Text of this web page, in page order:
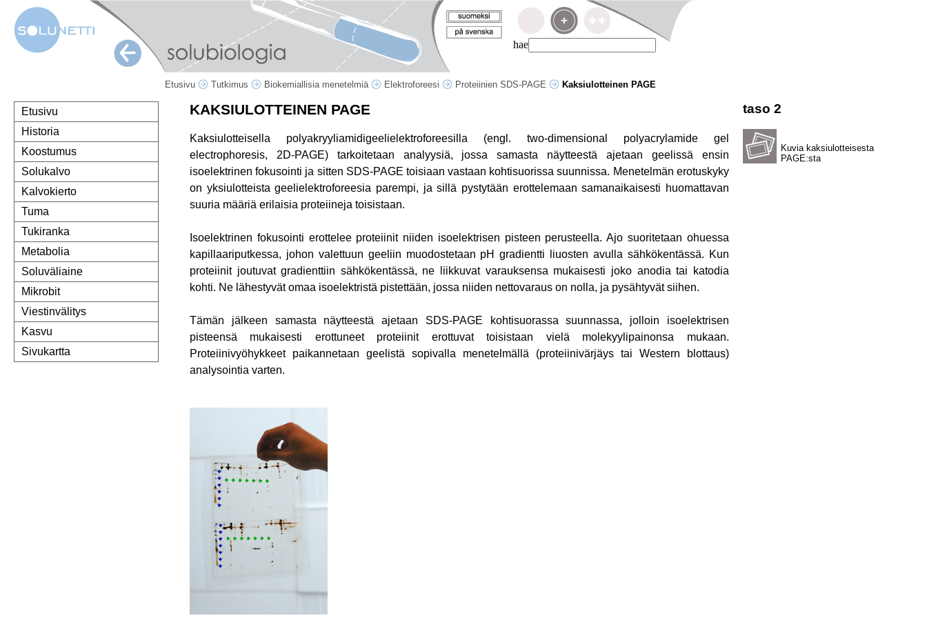
hae
Etusivu Tutkimus Biokemiallisia menetelmiä Elektroforeesi Proteiinien SDS-PAGE Kaksiulotteinen PAGE
Etusivu
Historia
Koostumus
Solukalvo
Kalvokierto
Tuma
Tukiranka
Metabolia
Soluväliaine
Mikrobit
Viestinvälitys
Kasvu
Sivukartta
taso 2
Kuvia kaksiulotteisesta
PAGE:sta
KAKSIULOTTEINEN PAGE
Kaksiulotteisella polyakryyliamidigeelielektroforeesilla (engl. two-dimensional polyacrylamide gel
electrophoresis, 2D-PAGE) tarkoitetaan analyysiä, jossa samasta näytteestä ajetaan geelissä ensin
isoelektrinen fokusointi ja sitten SDS-PAGE toisiaan vastaan kohtisuorissa suunnissa. Menetelmän erotuskyky
on yksiulotteista geelielektroforeesia parempi, ja sillä pystytään erottelemaan samanaikaisesti huomattavan
suuria määriä erilaisia proteiineja toisistaan.
Isoelektrinen fokusointi erottelee proteiinit niiden isoelektrisen pisteen perusteella. Ajo suoritetaan ohuessa
kapillaariputkessa, johon valettuun geeliin muodostetaan pH gradientti liuosten avulla sähkökentässä. Kun
proteiinit joutuvat gradienttiin sähkökentässä, ne liikkuvat varauksensa mukaisesti joko anodia tai katodia
kohti. Ne lähestyvät omaa isoelektristä pistettään, jossa niiden nettovaraus on nolla, ja pysähtyvät siihen.
Tämän jälkeen samasta näytteestä ajetaan SDS-PAGE kohtisuorassa suunnassa, jolloin isoelektrisen
pisteensä mukaisesti erottuneet proteiinit erottuvat toisistaan vielä molekyylipainonsa mukaan.
Proteiinivyöhykkeet paikannetaan geelistä sopivalla menetelmällä (proteiinivärjäys tai Western blottaus)
analysointia varten.